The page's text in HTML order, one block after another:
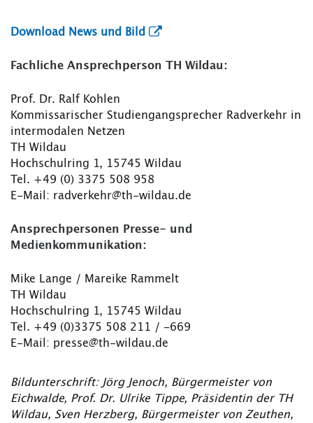
Download News und Bild
Fachliche Ansprechperson TH Wildau:
Prof. Dr. Ralf Kohlen
Kommissarischer Studiengangsprecher Radverkehr in
intermodalen Netzen
TH Wildau
Hochschulring 1, 15745 Wildau
Tel. +49 (0) 3375 508 958
E-Mail: radverkehr@th-wildau.de
Ansprechpersonen Presse- und
Medienkommunikation:
Mike Lange / Mareike Rammelt
TH Wildau
Hochschulring 1, 15745 Wildau
Tel. +49 (0)3375 508 211 / -669
E-Mail: presse@th-wildau.de
Bildunterschrift: Jörg Jenoch, Bürgermeister von
Eichwalde, Prof. Dr. Ulrike Tippe, Präsidentin der TH
Wildau, Sven Herzberg, Bürgermeister von Zeuthen,